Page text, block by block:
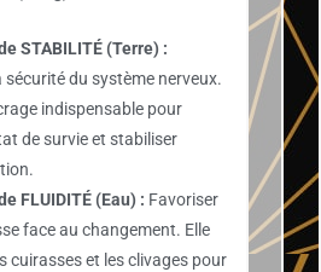
STABILITÉ (Terre) :
sécurité du système nerveux.
indispensable pour
de survie et stabiliser
FLUIDITÉ (Eau) : Favoriser
face au changement. Elle
cuirasses et les clivages pour